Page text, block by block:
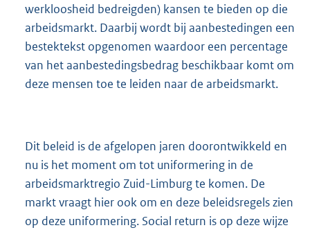
werkloosheid bedreigden) kansen te bieden op die
arbeidsmarkt. Daarbij wordt bij aanbestedingen een
bestektekst opgenomen waardoor een percentage
van het aanbestedingsbedrag beschikbaar komt om
deze mensen toe te leiden naar de arbeidsmarkt.
Dit beleid is de afgelopen jaren doorontwikkeld en
nu is het moment om tot uniformering in de
arbeidsmarktregio Zuid-Limburg te komen. De
markt vraagt hier ook om en deze beleidsregels zien
op deze uniformering. Social return is op deze wijze